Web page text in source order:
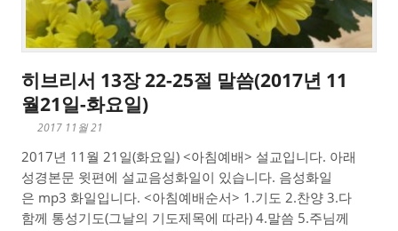
히브리서 13장 22-25절 말씀(2017년 11
월21일-화요일)
2017 11월 21
2017년 11월 21일(화요일) <아침예배> 설교입니다. 아래
성경본문 윗편에 설교음성화일이 있습니다. 음성화일
은 mp3 화일입니다. <아침예배순서> 1.기도 2.찬양 3.다
함께 통성기도(그날의 기도제목에 따라) 4.말씀 5.주님께